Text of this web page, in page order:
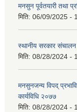
मनसुन पूर्वतयारी तथा
मिति: 06/09/2025 -
स्थानीय सरकार
मिति: 08/28/2024 -
मनसुनजन्य विपद्
कार्यविधि २०७७
मिति: 08/28/2024 -